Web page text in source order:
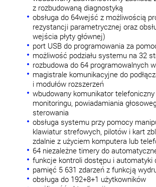
z rozbudowaną diagnostyką
obsługa do 64wejść z możliwością
rezystancji parametrycznej oraz
wejścia płyty głównej)
port USB do programowania za
możliwość podziału systemu na 32
rozbudowa do 64 programowalnych
magistrale komunikacyjne do
i modułów rozszerzeń
wbudowany komunikator
monitoringu, powiadamiania
sterowania
obsługa systemu przy pomocy
klawiatur strefowych, pilotów i kart
zdalnie z użyciem komputera lub
64 niezależne timery do
funkcje kontroli dostępu i automatyki
pamięć 5 631 zdarzeń z funkcją
obsługa do 192+8+1 użytkowników